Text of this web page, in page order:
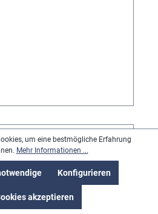
um eine bestmögliche Erfahrung
Mehr Informationen ...
Konfigurieren
akzeptieren